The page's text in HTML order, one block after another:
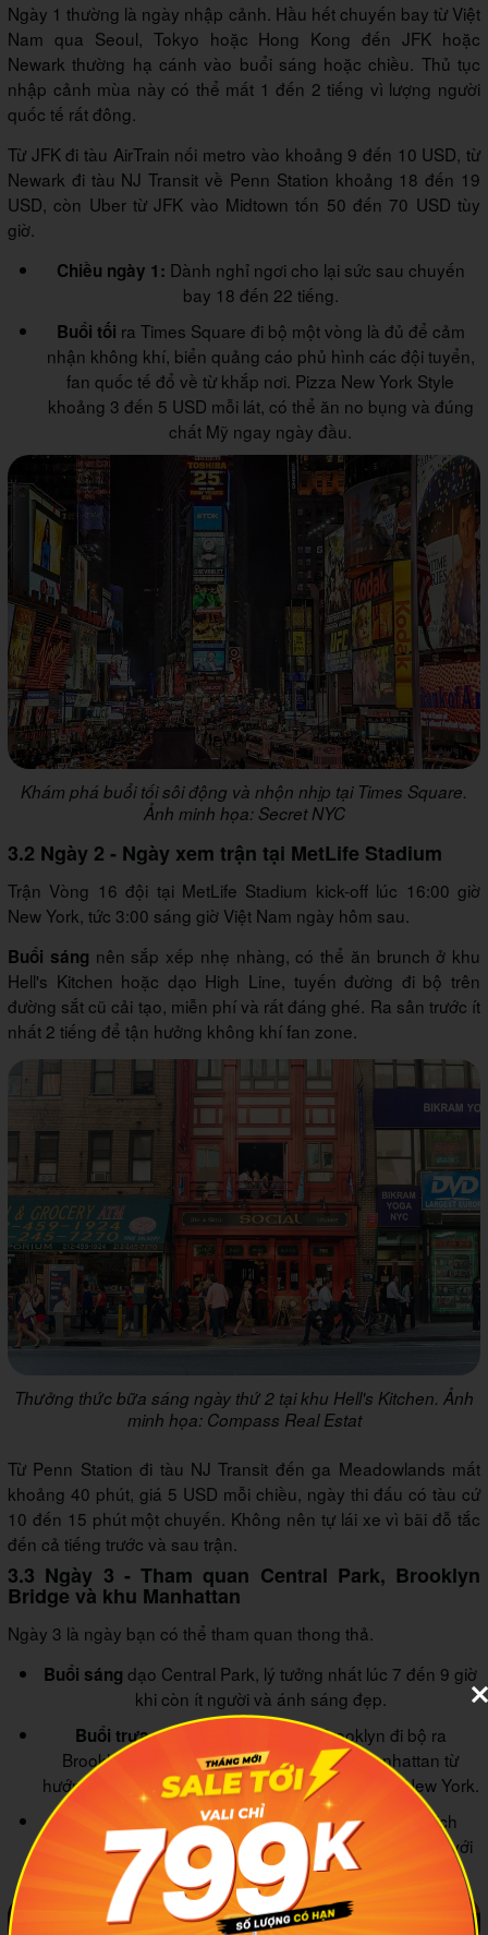
Ngày 1 thường là ngày nhập cảnh. Hầu hết chuyến bay từ Việt
Nam qua Seoul, Tokyo hoặc Hong Kong đến JFK hoặc
Newark thường hạ cánh vào buổi sáng hoặc chiều. Thủ tục
nhập cảnh mùa này có thể mất 1 đến 2 tiếng vì lượng người
quốc tế rất đông.
Từ JFK đi tàu AirTrain nối metro vào khoảng 9 đến 10 USD, từ
Newark đi tàu NJ Transit về Penn Station khoảng 18 đến 19
USD, còn Uber từ JFK vào Midtown tốn 50 đến 70 USD tùy
giờ.
Chiều ngày 1: Dành nghỉ ngơi cho lại sức sau chuyến
bay 18 đến 22 tiếng.
Buổi tối ra Times Square đi bộ một vòng là đủ để cảm
nhận không khí, biển quảng cáo phủ hình các đội tuyển,
fan quốc tế đổ về từ khắp nơi. Pizza New York Style
khoảng 3 đến 5 USD mỗi lát, có thể ăn no bụng và đúng
chất Mỹ ngay ngày đầu.
Khám phá buổi tối sôi động và nhộn nhịp tại Times Square.
Ảnh minh họa: Secret NYC
3.2 Ngày 2 - Ngày xem trận tại MetLife Stadium
Trận Vòng 16 đội tại MetLife Stadium kick-off lúc 16:00 giờ
New York, tức 3:00 sáng giờ Việt Nam ngày hôm sau.
Buổi sáng nên sắp xếp nhẹ nhàng, có thể ăn brunch ở khu
Hell's Kitchen hoặc dạo High Line, tuyến đường đi bộ trên
đường sắt cũ cải tạo, miễn phí và rất đáng ghé. Ra sân trước ít
nhất 2 tiếng để tận hưởng không khí fan zone.
Thưởng thức bữa sáng ngày thứ 2 tại khu Hell's Kitchen. Ảnh
minh họa: Compass Real Estat
Từ Penn Station đi tàu NJ Transit đến ga Meadowlands mất
khoảng 40 phút, giá 5 USD mỗi chiều, ngày thi đấu có tàu cứ
10 đến 15 phút một chuyến. Không nên tự lái xe vì bãi đỗ tắc
đến cả tiếng trước và sau trận.
3.3 Ngày 3 - Tham quan Central Park, Brooklyn
Bridge và khu Manhattan
Ngày 3 là ngày bạn có thể tham quan thong thả.
Buổi sáng dạo Central Park, lý tưởng nhất lúc 7 đến 9 giờ
khi còn ít người và ánh sáng đẹp.
Buổi trưaxuống khu DUMBO ở Brooklyn đi bộ ra
Brooklyn Bridge Park chụp ảnh skyline Manhattan từ
hướng nhìn ngược, góc này thuộc top đẹp nhất New York.
quay lại Manhattan, ghé SoHo, Greenwich
Village hoặc ăn tối ở khu Koreatown trên 32nd Street với
giá hợp lý hơn nhiều nhà hàng Mỹ.